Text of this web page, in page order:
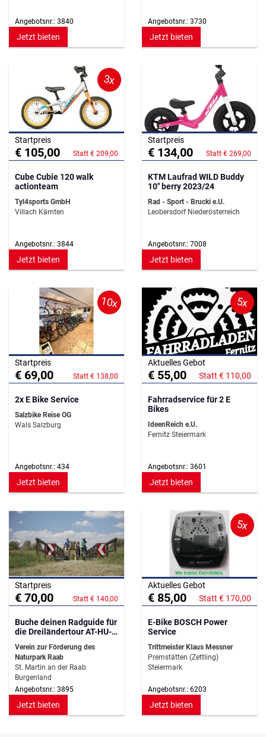
Angebotsnr.: 3840
Jetzt bieten
Angebotsnr.: 3730
Jetzt bieten
3x
Startpreis
€ 105,00 Statt € 209,00
Cube Cubie 120 walk
actionteam
Tyl4sports GmbH
Villach Kärnten
Angebotsnr.: 3844
Jetzt bieten
Startpreis
€ 134,00 Statt € 269,00
KTM Laufrad WILD Buddy
10" berry 2023/24
Rad - Sport - Brucki e.U.
Leobersdorf Niederösterreich
Angebotsnr.: 7008
Jetzt bieten
10x
Startpreis
€ 69,00 Statt € 138,00
2x E Bike Service
Salzbike Reise OG
Wals Salzburg
Angebotsnr.: 434
Jetzt bieten
5x
Aktuelles Gebot
€ 55,00 Statt € 110,00
Fahrradservice für 2 E
Bikes
IdeenReich e.U.
Fernitz Steiermark
Angebotsnr.: 3601
Jetzt bieten
Startpreis
€ 70,00 Statt € 140,00
Buche deinen Radguide für
die Dreiländertour AT-HU-
Verein zur Förderung des
Naturpark Raab
St. Martin an der Raab
Burgenland
Angebotsnr.: 3895
Jetzt bieten
5x
Aktuelles Gebot
€ 85,00 Statt € 170,00
E-Bike BOSCH Power
Service
Trittmeister Klaus Messner
Premstätten (Zettling)
Steiermark
Angebotsnr.: 6203
Jetzt bieten